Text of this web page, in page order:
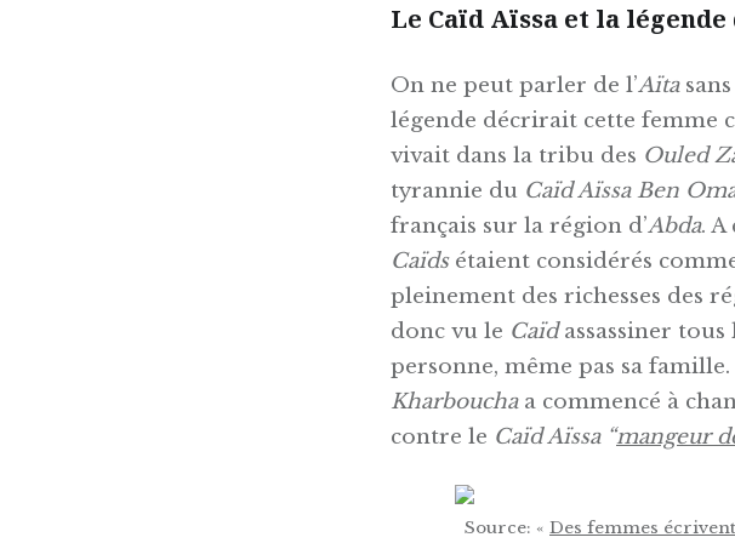
Le Caïd Aïssa et la
On ne peut parler de l’Aïta
légende décrirait cette femme
vivait dans la tribu des Ouled
tyrannie du Caïd Aïssa Ben
français sur la région d’Abda. A
Caïdsétaient considérés
pleinement des richesses des
donc vu le Caïdassassiner tous
personne, même pas sa
Kharbouchaa commencé à
contre le Caïd Aïssa “mangeur
Source: « Des femmes